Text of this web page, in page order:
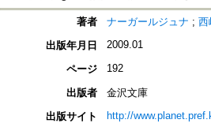
著者 ナーガールジュナ ; 西
出版年月日
2009.01
ページ 192
出版者
金沢文庫
出版サイト
http://